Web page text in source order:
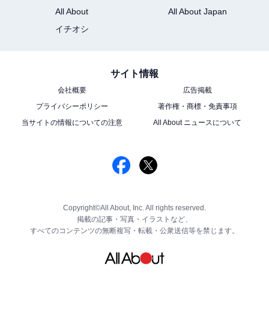
All About
All About Japan
イチオシ
サイト情報
会社概要
広告掲載
プライバシーポリシー
著作権・商標・免責事項
当サイトの情報についての注意
All About ニュースについて
Copyright©All About, Inc. All rights reserved.
掲載の記事・写真・イラストなど、
すべてのコンテンツの無断複写・転載・公衆送信等を禁じます。